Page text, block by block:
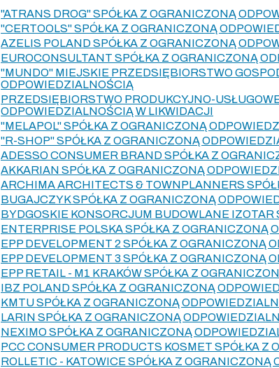
"ATRANS DROG" SPÓŁKA Z OGRANICZONĄ
"CERTOOLS" SPÓŁKA Z OGRANICZONĄ
AZELIS POLAND SPÓŁKA Z OGRANICZONĄ
EUROCONSULTANT SPÓŁKA Z OGRANICZONĄ
"MUNDO" MIEJSKIE PRZEDSIĘBIORSTWO
ODPOWIEDZIALNOŚCIĄ
PRZEDSIĘBIORSTWO PRODUKCYJNO-
ODPOWIEDZIALNOŚCIĄ W LIKWIDACJI
"MELAPOL" SPÓŁKA Z OGRANICZONĄ
"R-SHOP" SPÓŁKA Z OGRANICZONĄ
ADESSO CONSUMER BRAND SPÓŁKA Z
AKKARIAN SPÓŁKA Z OGRANICZONĄ
ARCHIMA ARCHITECTS & TOWNPLANNERS
BUGAJCZYK SPÓŁKA Z OGRANICZONĄ
BYDGOSKIE KONSORCJUM BUDOWLANE
ENTERPRISE POLSKA SPÓŁKA Z OGRANICZONĄ
EPP DEVELOPMENT 2 SPÓŁKA Z OGRANICZONĄ
EPP DEVELOPMENT 3 SPÓŁKA Z OGRANICZONĄ
EPP RETAIL - M1 KRAKÓW SPÓŁKA Z
IBZ POLAND SPÓŁKA Z OGRANICZONĄ
KMTU SPÓŁKA Z OGRANICZONĄ
LARIN SPÓŁKA Z OGRANICZONĄ
NEXIMO SPÓŁKA Z OGRANICZONĄ
PCC CONSUMER PRODUCTS KOSMET SPÓŁKA Z
ROLLETIC - KATOWICE SPÓŁKA Z